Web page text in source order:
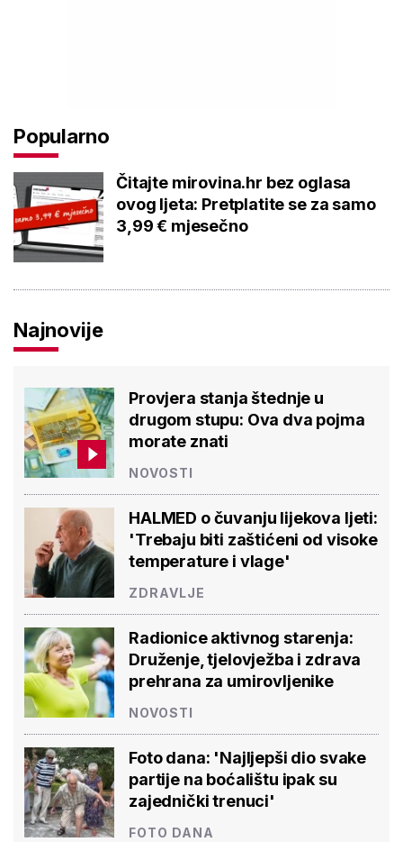
Popularno
Čitajte mirovina.hr bez oglasa
ovog ljeta: Pretplatite se za samo
3,99 € mjesečno
Najnovije
Provjera stanja štednje u
drugom stupu: Ova dva pojma
morate znati
NOVOSTI
HALMED o čuvanju lijekova ljeti:
'Trebaju biti zaštićeni od visoke
temperature i vlage'
ZDRAVLJE
Radionice aktivnog starenja:
Druženje, tjelovježba i zdrava
prehrana za umirovljenike
NOVOSTI
Foto dana: 'Najljepši dio svake
partije na boćalištu ipak su
zajednički trenuci'
FOTO DANA